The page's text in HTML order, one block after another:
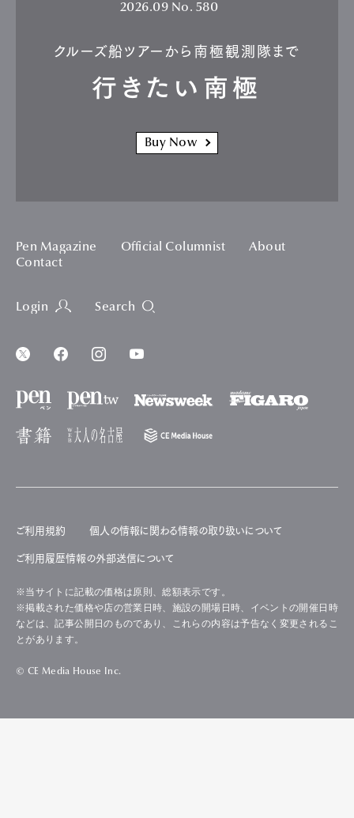
2026.09 No. 580
クルーズ船ツアーから南極観測隊まで
行きたい南極
Buy Now
Pen Magazine Official Columnist
About
Contact
Login Search
ご利用規約 個人の情報に関わる情報の取り扱いについて
ご利用履歴情報の外部送信について
※当サイトに記載の価格は原則、総額表示です。
※掲載された価格や店の営業日時、施設の開場日時、イベントの開催日時
などは、記事公開日のものであり、これらの内容は予告なく変更されるこ
とがあります。
© CE Media House Inc.